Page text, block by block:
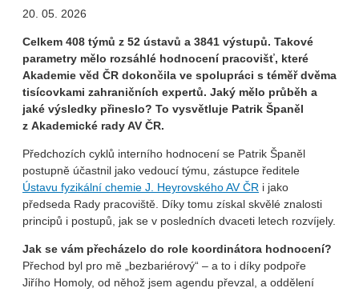
20. 05. 2026
Celkem 408 týmů z 52 ústavů a 3841 výstupů. Takové
parametry mělo rozsáhlé hodnocení pracovišť, které
Akademie věd ČR dokončila ve spolupráci s téměř dvěma
tisícovkami zahraničních expertů. Jaký mělo průběh a
jaké výsledky přineslo? To vysvětluje Patrik Španěl
z Akademické rady AV ČR.
Předchozích cyklů interního hodnocení se Patrik Španěl
postupně účastnil jako vedoucí týmu, zástupce ředitele
Ústavu fyzikální chemie J. Heyrovského AV ČR i jako
předseda Rady pracoviště. Díky tomu získal skvělé znalosti
principů i postupů, jak se v posledních dvaceti letech rozvíjely.
Jak se vám přecházelo do role koordinátora hodnocení?
Přechod byl pro mě „bezbariérový“ – a to i díky podpoře
Jiřího Homoly, od něhož jsem agendu převzal, a oddělení